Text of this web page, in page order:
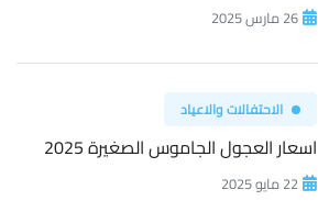
26 مارس 2025
الاحتفالات والاعياد
اسعار العجول الجاموس الصغيرة 2025
22 مايو 2025